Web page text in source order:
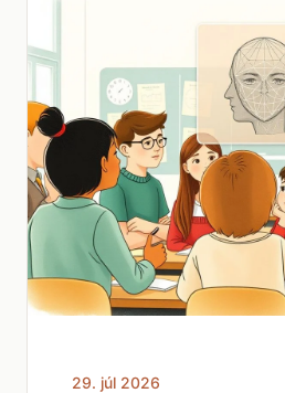
29. júl 2026